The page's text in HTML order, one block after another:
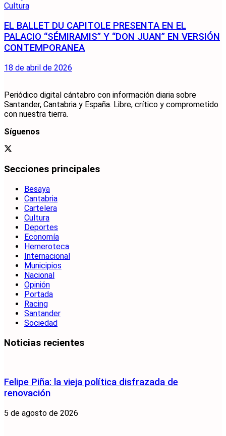
Cultura
EL BALLET DU CAPITOLE PRESENTA EN EL
PALACIO “SÉMIRAMIS” Y “DON JUAN” EN VERSIÓN
CONTEMPORANEA
18 de abril de 2026
Periódico digital cántabro con información diaria sobre
Santander, Cantabria y España. Libre, crítico y comprometido
con nuestra tierra.
Síguenos
Secciones principales
Besaya
Cantabria
Cartelera
Cultura
Deportes
Economía
Hemeroteca
Internacional
Municipios
Nacional
Opinión
Portada
Racing
Santander
Sociedad
Noticias recientes
Felipe Piña: la vieja política disfrazada de
renovación
5 de agosto de 2026